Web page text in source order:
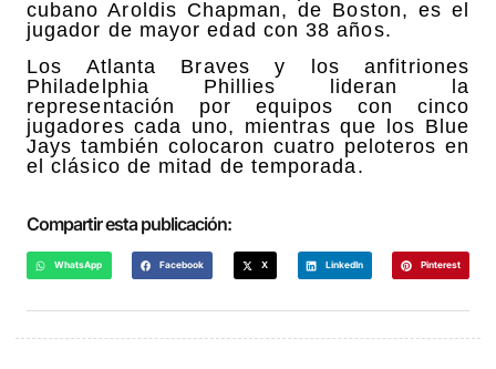
cubano Aroldis Chapman, de Boston, es el
jugador de mayor edad con 38 años.
Los Atlanta Braves y los anfitriones
Philadelphia Phillies lideran la
representación por equipos con cinco
jugadores cada uno, mientras que los Blue
Jays también colocaron cuatro peloteros en
el clásico de mitad de temporada.
Compartir esta publicación:
WhatsApp Facebook X LinkedIn Pinterest